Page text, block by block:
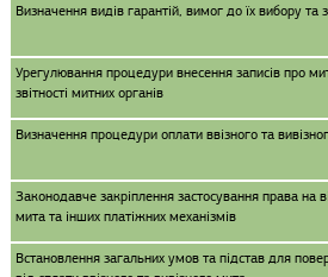
Визначення видів гарантій, вимог до їх вибору та
Урегулювання процедури внесення записів про
звітності митних органів
Визначення процедури оплати ввізного та
Законодавче закріплення застосування права на
мита та інших платіжних механізмів
Встановлення загальних умов та підстав для